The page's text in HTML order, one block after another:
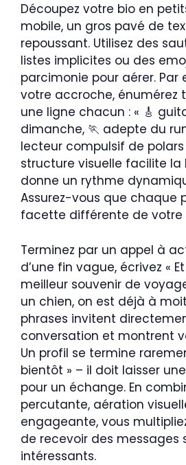
Découpez votre bio en
mobile, un gros pavé de
repoussant. Utilisez des
listes implicites ou des
parcimonie pour aérer. Par
votre accroche, énumérez
une ligne chacun : « 🎸
dimanche, 🏃 adepte du
lecteur compulsif de polars
structure visuelle facilite
donne un rythme
Assurez-vous que chaque
facette différente de votre
Terminez par un appel à
d’une fin vague, écrivez «
meilleur souvenir de
un chien, on est déjà à
phrases invitent
conversation et montrent
Un profil se termine
bientôt » – il doit laisser
pour un échange. En
percutante, aération
engageante, vous
de recevoir des messages
intéressants.